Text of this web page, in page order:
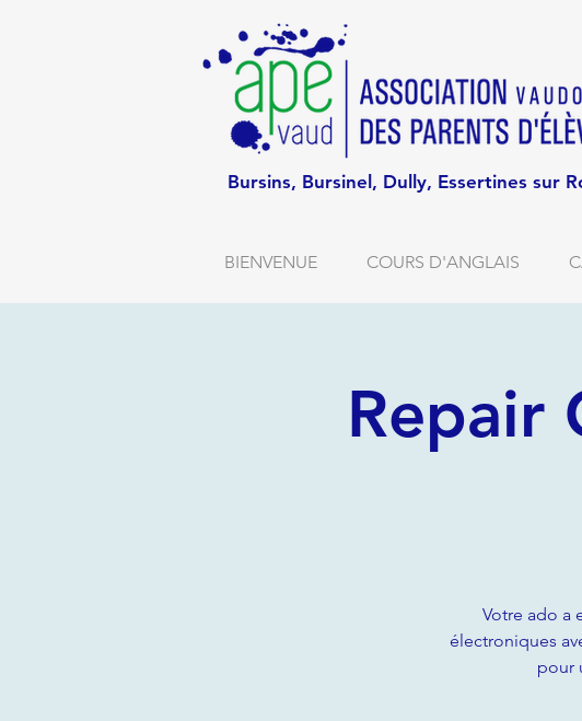
Bursins, Bursinel, Dully, Essertines sur
BIENVENUE COURS D'ANGLAIS
Repair
Votre ado a
électroniques
pour